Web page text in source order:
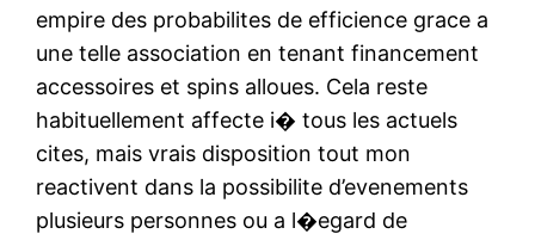
empire des probabilites de efficience grace a
une telle association en tenant financement
accessoires et spins alloues. Cela reste
habituellement affecte i� tous les actuels
cites, mais vrais disposition tout mon
reactivent dans la possibilite d’evenements
plusieurs personnes ou a l�egard de